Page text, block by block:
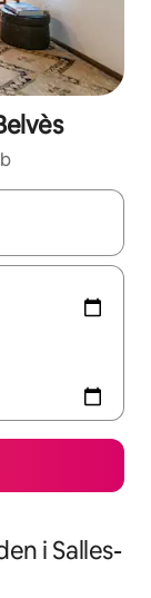
med upp- och
i Salles-